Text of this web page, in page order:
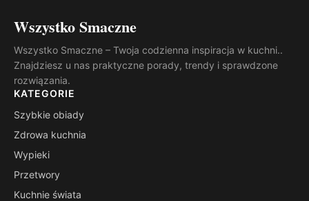
Wszystko Smaczne
Wszystko Smaczne – Twoja codzienna inspiracja w kuchni..
Znajdziesz u nas praktyczne porady, trendy i sprawdzone
rozwiązania.
KATEGORIE
Szybkie obiady
Zdrowa kuchnia
Wypieki
Przetwory
Kuchnie świata